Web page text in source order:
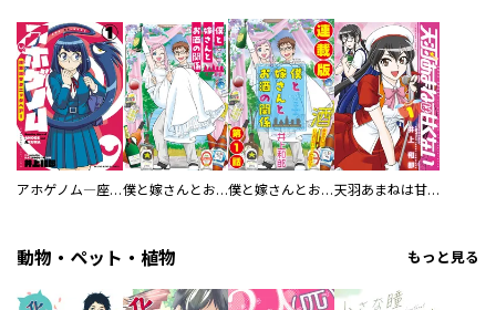
アホゲノム―座牟坂サタニックヘアー― 僕と嫁さんとお酒の関係 僕と嫁さんとお酒の関係＜連載版＞ 天羽あまねは甘くない
動物・ペット・植物 もっと見る